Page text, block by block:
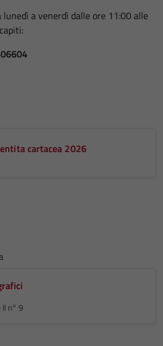
a venerdì dalle ore 11:00 alle
cartacea 2026
n° 9